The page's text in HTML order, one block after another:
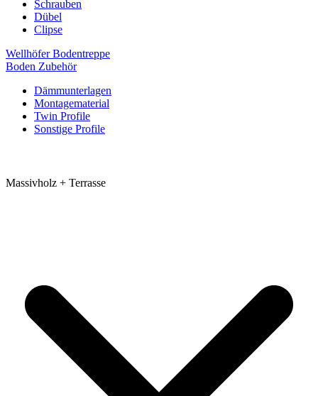
Schrauben
Dübel
Clipse
Wellhöfer Bodentreppe
Boden Zubehör
Dämmunterlagen
Montagematerial
Twin Profile
Sonstige Profile
Massivholz + Terrasse